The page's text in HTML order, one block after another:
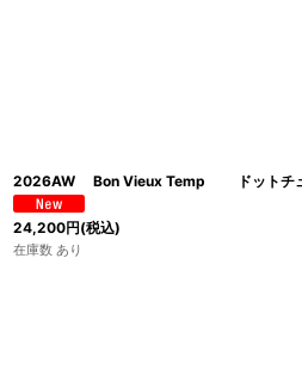
2026AW Bon Vieux Temp ドットチ
24,200円(税込)
在庫数 あり